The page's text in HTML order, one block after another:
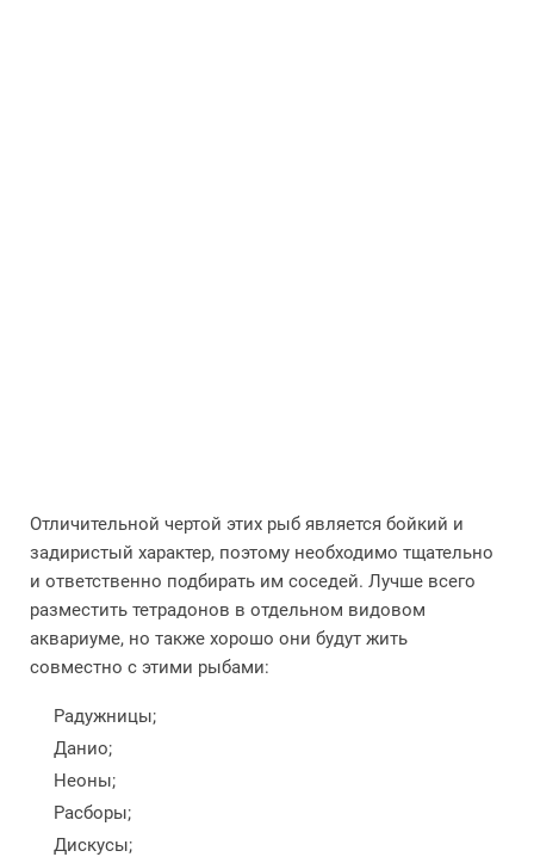
Отличительной чертой этих рыб является бойкий и
задиристый характер, поэтому необходимо тщательно
и ответственно подбирать им соседей. Лучше всего
разместить тетрадонов в отдельном видовом
аквариуме, но также хорошо они будут жить
совместно с этими рыбами:
Радужницы;
Данио;
Неоны;
Расборы;
Дискусы;